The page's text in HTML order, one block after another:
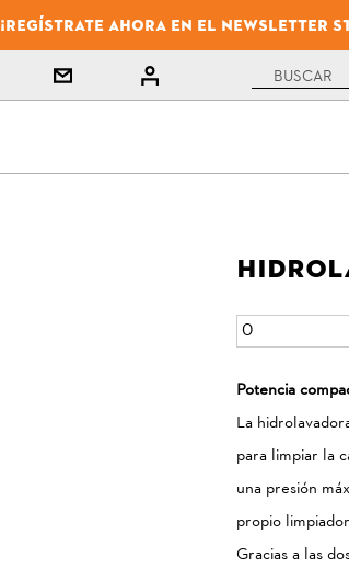
¡Regístrate ahora en el newsletter
Potencia
La
para limpiar la
una presión
propio
Gracias a las